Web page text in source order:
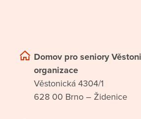
Domov pro seniory
organizace
Věstonická 4304/1
628 00 Brno – Židenice